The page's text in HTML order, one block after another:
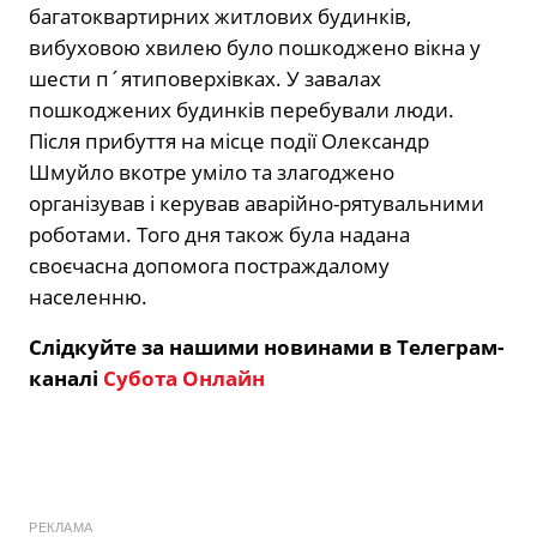
багатоквартирних житлових будинків,
вибуховою хвилею було пошкоджено вікна у
шести п´ятиповерхівках. У завалах
пошкоджених будинків перебували люди.
Після прибуття на місце події Олександр
Шмуйло вкотре уміло та злагоджено
організував і керував аварійно-рятувальними
роботами. Того дня також була надана
своєчасна допомога постраждалому
населенню.
Слідкуйте за нашими новинами в Телеграм-
каналі Субота Онлайн
РЕКЛАМА